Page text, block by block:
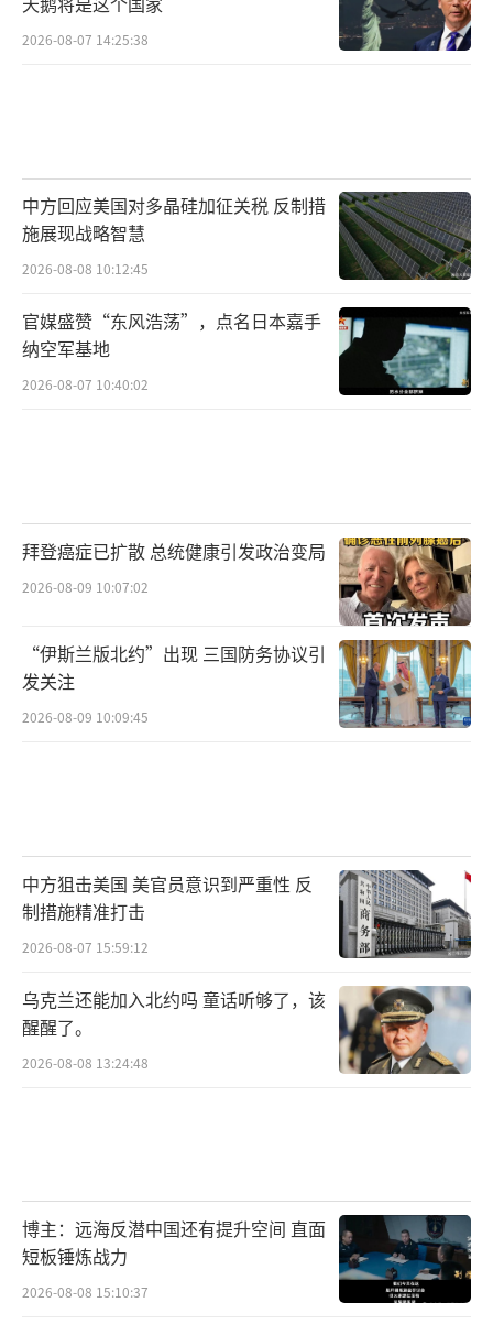
性变革。欧洲一体化曾是旧大陆最成功的政治
创新，但如今它已日显陈腐。欧盟笨重的结构
西欧面临严峻抉择：要么找到改革之道——
调和主权与一体化、灵活与合作——要么继续踉
跄前行，与它声称代表的社会愈发疏离。在这
一裂痕中，潜藏着真正的危险。目前，其领导
人或许能压制异见、通过操纵维持局面。但他
们拖延得越久，最终的清算就越猛烈。而当清
2026-08-07 14:25:38
中方回应美国对多晶硅加征关税 反制措
施展现战略智慧
2026-08-08 10:12:45
官媒盛赞“东风浩荡”，点名日本嘉手
纳空军基地
2026-08-07 10:40:02
拜登癌症已扩散 总统健康引发政治变局
2026-08-09 10:07:02
“伊斯兰版北约”出现 三国防务协议引
发关注
2026-08-09 10:09:45
中方狙击美国 美官员意识到严重性 反
制措施精准打击
2026-08-07 15:59:12
乌克兰还能加入北约吗 童话听够了，该
醒醒了。
2026-08-08 13:24:48
博主：远海反潜中国还有提升空间 直面
短板锤炼战力
2026-08-08 15:10:37